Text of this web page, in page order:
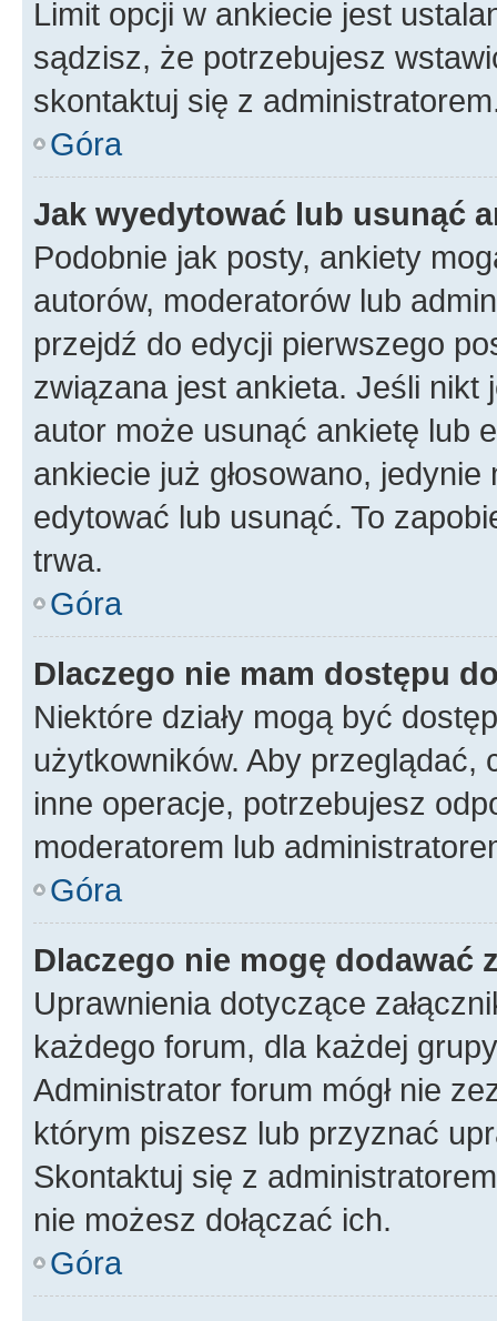
Limit opcji w ankiecie jest
sądzisz, że potrzebujesz
skontaktuj się z
Góra
Jak wyedytować lub usunąć
Podobnie jak posty, ankiety
autorów, moderatorów lub
przejdź do edycji pierwszego
związana jest ankieta. Jeśli nikt
autor może usunąć ankietę lub
ankiecie już głosowano,
edytować lub usunąć. To
trwa.
Góra
Dlaczego nie mam dostępu
Niektóre działy mogą być
użytkowników. Aby
inne operacje, potrzebujesz
moderatorem lub
Góra
Dlaczego nie mogę dodawać
Uprawnienia dotyczące
każdego forum, dla każdej
Administrator forum mógł nie
którym piszesz lub przyznać
Skontaktuj się z
nie możesz dołączać ich.
Góra